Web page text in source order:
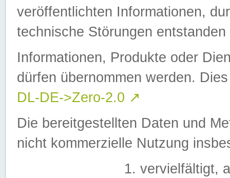
veröffentlichten Informationen,
technische Störungen
Informationen, Produkte oder
dürfen übernommen werden.
DL-DE->Zero-2.0 ↗
Die bereitgestellten Daten und
nicht kommerzielle Nutzung
vervielfältigt,